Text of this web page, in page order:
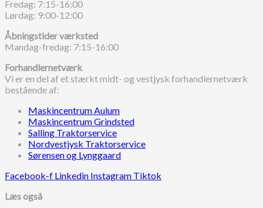
Fredag: 7:15-16:00
Lørdag: 9:00-12:00
Åbningstider værksted
Mandag-fredag: 7:15-16:00
Forhandlernetværk
Vi er en del af et stærkt midt- og vestjysk forhandlernetværk
bestående af:
Maskincentrum Aulum
Maskincentrum Grindsted
Salling Traktorservice
Nordvestjysk Traktorservice
Sørensen og Lynggaard
Facebook-f Linkedin Instagram Tiktok
Læs også